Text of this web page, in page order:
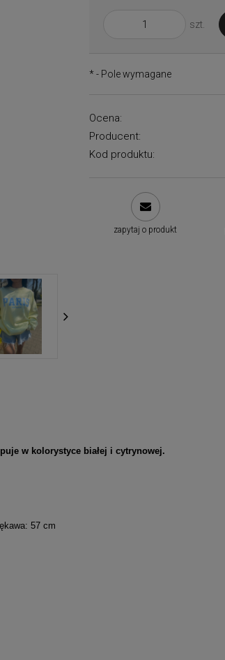
szt.
* - Pole wymagane
Ocena:
Producent:
Kod produktu:
zapytaj o produkt
w kolorystyce białej i cytrynowej.
57 cm